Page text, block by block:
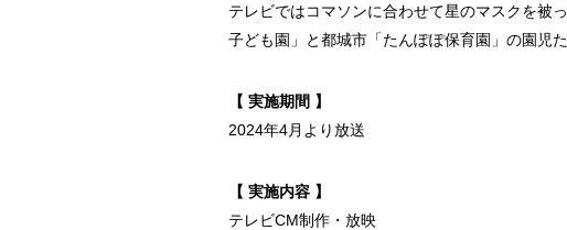
テレビではコマソンに合わせて星のマスクを被
子ども園」と都城市「たんぽぽ保育園」の園児
【 実施期間 】
2024年4月より放送
【 実施内容 】
テレビCM制作・放映